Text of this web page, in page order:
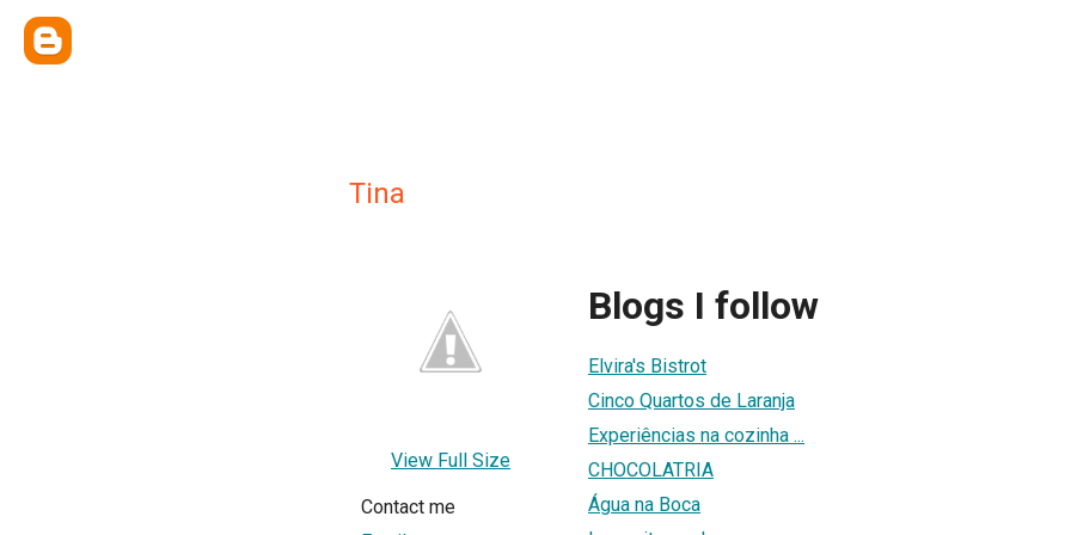
Tina
View Full Size
Contact me
Blogs I follow
Elvira's Bistrot
Cinco Quartos de Laranja
Experiências na cozinha ...
CHOCOLATRIA
Água na Boca